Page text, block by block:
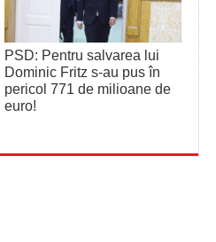
PSD: Pentru salvarea lui
Dominic Fritz s-au pus în
pericol 771 de milioane de
euro!